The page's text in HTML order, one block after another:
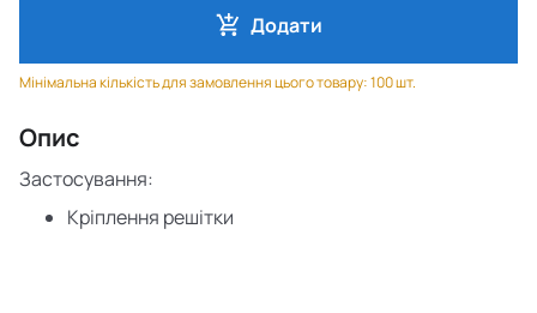
Додати
Мінімальна кількість для замовлення цього товару: 100 шт.
Опис
Застосування:
Кріплення решітки